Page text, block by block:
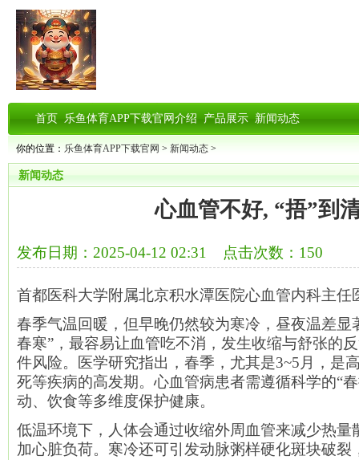
首页 乐鱼体育APP下载官网介绍 产品展示 新闻动态
你的位置： 乐鱼体育APP下载官网 > 新闻动态 >
新闻动态
心血管不好, “捂”到
发布日期：2025-04-12 02:31 点击次数：150
首都医科大学附属北京积水潭医院心血管内科主任
春季气温回暖，但早晚仍然较为寒冷，昼夜温差显
春寒”，最容易让血管吃不消，发生收缩与舒张的
件风险。医学研究指出，春季，尤其是3~5月，是
死等疾病的高发期。心血管病患者需遵循科学的“
动、饮食等多维度保护健康。
低温环境下，人体会通过收缩外周血管来减少热量
加心脏负荷。寒冷还可引发动脉粥样硬化斑块破裂